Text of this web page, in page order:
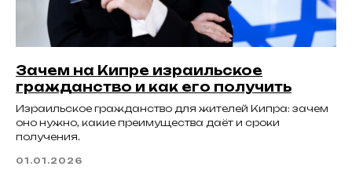
Зачем на Кипре израильское
гражданство и как его получить
Израильское гражданство для жителей Кипра: зачем
оно нужно, какие преимущества даёт и сроки
получения.
01.01.2026